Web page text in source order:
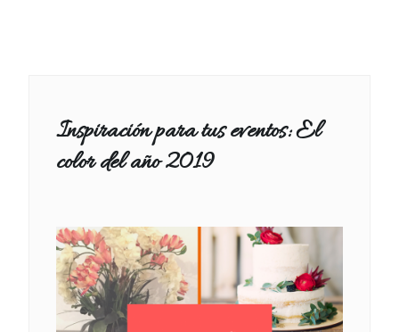
Inspiración para tus eventos: El
color del año 2019